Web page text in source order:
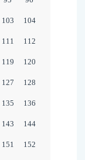
103 104
111 112
119 120
127 128
135 136
143 144
151 152